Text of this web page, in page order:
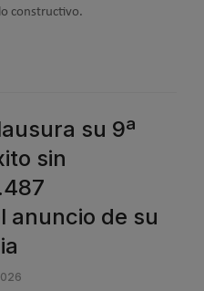
constructivo.
su 9ª
sin
anuncio de su